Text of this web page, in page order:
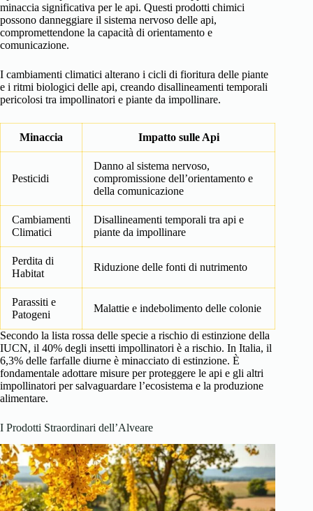
minaccia significativa per le api. Questi prodotti chimici
possono danneggiare il sistema nervoso delle api,
compromettendone la capacità di orientamento e
comunicazione.
I cambiamenti climatici alterano i cicli di fioritura delle piante
e i ritmi biologici delle api, creando disallineamenti temporali
pericolosi tra impollinatori e piante da impollinare.
Minaccia Impatto sulle Api
Pesticidi
Danno al sistema nervoso,
compromissione dell’orientamento e
della comunicazione
Cambiamenti
Climatici
Disallineamenti temporali tra api e
piante da impollinare
Perdita di
Habitat
Riduzione delle fonti di nutrimento
Parassiti e
Patogeni
Malattie e indebolimento delle colonie
Secondo la lista rossa delle specie a rischio di estinzione della
IUCN, il 40% degli insetti impollinatori è a rischio. In Italia, il
6,3% delle farfalle diurne è minacciato di estinzione. È
fondamentale adottare misure per proteggere le api e gli altri
impollinatori per salvaguardare l’ecosistema e la produzione
alimentare.
I Prodotti Straordinari dell’Alveare